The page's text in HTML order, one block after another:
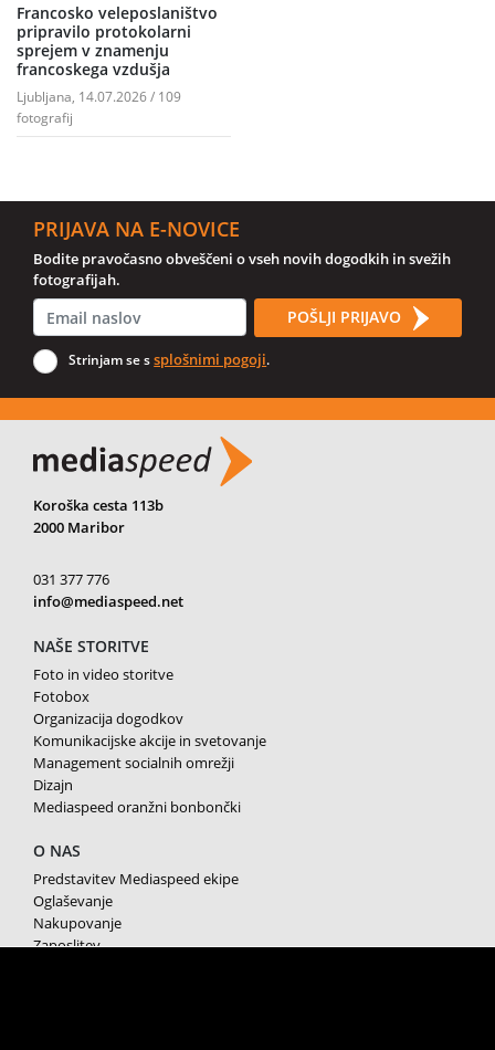
Francosko veleposlaništvo
pripravilo protokolarni
sprejem v znamenju
francoskega vzdušja
Ljubljana, 14.07.2026 / 109
fotografij
PRIJAVA NA E-NOVICE
Bodite pravočasno obveščeni o vseh novih dogodkih in svežih
fotografijah.
POŠLJI PRIJAVO
Strinjam se ssplošnimi pogoji.
Koroška cesta 113b
2000 Maribor
031 377 776
info@mediaspeed.net
NAŠE STORITVE
Foto in video storitve
Fotobox
Organizacija dogodkov
Komunikacijske akcije in svetovanje
Management socialnih omrežji
Dizajn
Mediaspeed oranžni bonbončki
O NAS
Predstavitev Mediaspeed ekipe
Oglaševanje
Nakupovanje
Zaposlitev